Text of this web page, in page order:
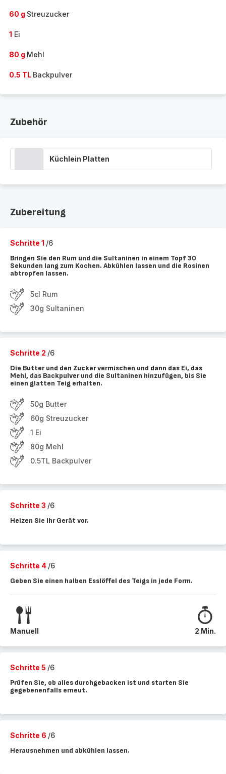
60 g Streuzucker
1 Ei
80 g Mehl
0.5 TL Backpulver
Zubehör
Küchlein Platten
Zubereitung
Schritte 1 /6
Bringen Sie den Rum und die Sultaninen in einem Topf 30
Sekunden lang zum Kochen. Abkühlen lassen und die Rosinen
abtropfen lassen.
5cl Rum
30g Sultaninen
Schritte 2 /6
Die Butter und den Zucker vermischen und dann das Ei, das
Mehl, das Backpulver und die Sultaninen hinzufügen, bis Sie
einen glatten Teig erhalten.
50g Butter
60g Streuzucker
1 Ei
80g Mehl
0.5TL Backpulver
Schritte 3 /6
Heizen Sie Ihr Gerät vor.
Schritte 4 /6
Geben Sie einen halben Esslöffel des Teigs in jede Form.
Manuell 2 Min.
Schritte 5 /6
Prüfen Sie, ob alles durchgebacken ist und starten Sie
gegebenenfalls erneut.
Schritte 6 /6
Herausnehmen und abkühlen lassen.